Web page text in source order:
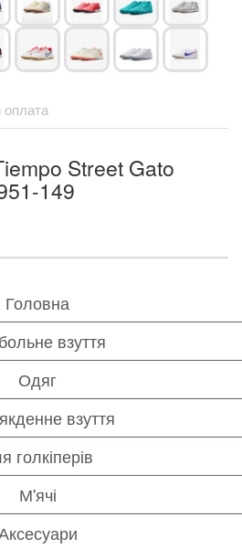
оплата
Street Gato
149
Головна
взуття
Одяг
взуття
голкіперів
М'ячі